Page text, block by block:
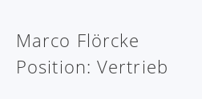
Marco Flörcke
Position: Vertrieb